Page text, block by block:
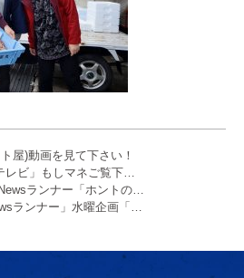
屋)動画を見て下さい！
レビ」もしマネご覧下…
ランナー「ホントの…
ランナー」水曜企画「…